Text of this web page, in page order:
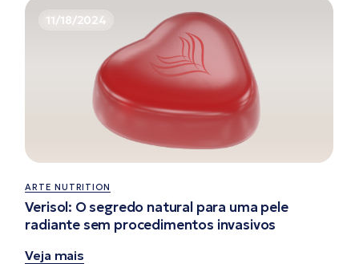
11/18/2024
ARTE NUTRITION
Verisol: O segredo natural para uma pele
radiante sem procedimentos invasivos
Veja mais